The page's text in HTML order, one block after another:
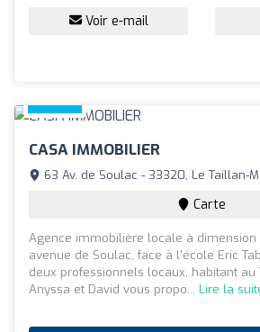
Voir e-mail
CASA IMMOBILIER
63 Av. de Soulac - 33320, Le Taillan-
Carte
Agence immobilière locale à dimension
avenue de Soulac, face à l'école Eric
deux professionnels locaux, habitant au
Anyssa et David vous propo... Lire la